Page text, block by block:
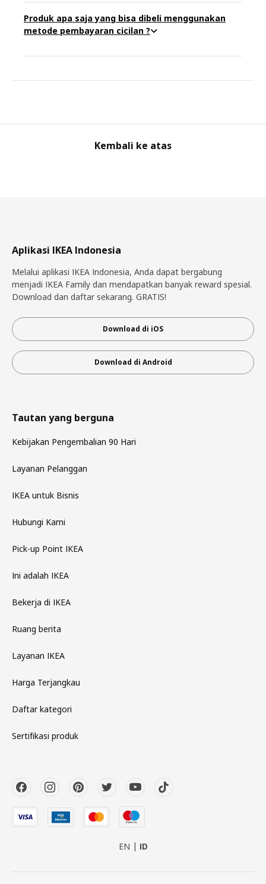
Produk apa saja yang bisa dibeli menggunakan
metode pembayaran cicilan ?
Kembali ke atas
Aplikasi IKEA Indonesia
Melalui aplikasi IKEA Indonesia, Anda dapat bergabung
menjadi IKEA Family dan mendapatkan banyak reward spesial.
Download dan daftar sekarang. GRATIS!
Download di iOS
Download di Android
Tautan yang berguna
Kebijakan Pengembalian 90 Hari
Layanan Pelanggan
IKEA untuk Bisnis
Hubungi Kami
Pick-up Point IKEA
Ini adalah IKEA
Bekerja di IKEA
Ruang berita
Layanan IKEA
Harga Terjangkau
Daftar kategori
Sertifikasi produk
EN ID